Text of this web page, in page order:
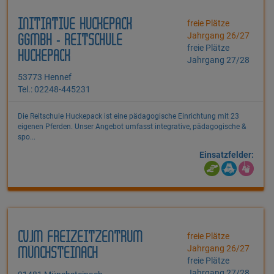
INITIATIVE HUCKEPACK
GGMBH - REITSCHULE
HUCKEPACK
53773 Hennef
Tel.: 02248-445231
freie Plätze
Jahrgang 26/27
freie Plätze
Jahrgang 27/28
Die Reitschule Huckepack ist eine pädagogische Einrichtung mit 23
eigenen Pferden. Unser Angebot umfasst integrative, pädagogische &
spo...
Einsatzfelder:
CVJM FREIZEITZENTRUM
MÜNCHSTEINACH
freie Plätze
Jahrgang 26/27
freie Plätze